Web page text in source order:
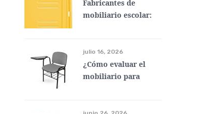
Fabricantes de
mobiliario escolar:
julio 16, 2026
¿Cómo evaluar el
mobiliario para